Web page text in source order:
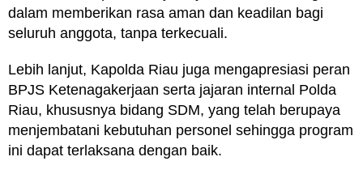
dalam memberikan rasa aman dan keadilan bagi
seluruh anggota, tanpa terkecuali.
Lebih lanjut, Kapolda Riau juga mengapresiasi peran
BPJS Ketenagakerjaan serta jajaran internal Polda
Riau, khususnya bidang SDM, yang telah berupaya
menjembatani kebutuhan personel sehingga program
ini dapat terlaksana dengan baik.